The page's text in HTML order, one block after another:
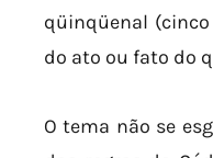
qüinqüenal
do ato ou fato do
O tema não se